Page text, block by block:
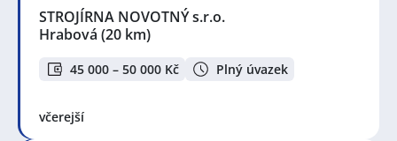
STROJÍRNA NOVOTNÝ s.r.o.
Hrabová (20 km)
45 000 – 50 000 Kč Plný úvazek
včerejší